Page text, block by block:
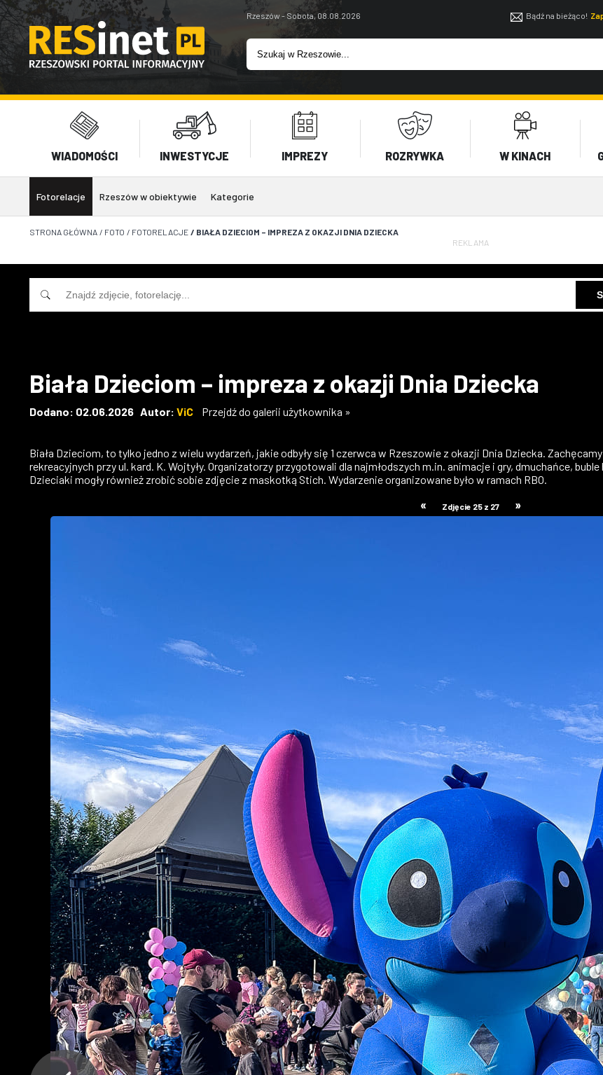
Rzeszów - Sobota, 08.08.2026 Bądź na bieżąco!
WIADOMOŚCI INWESTYCJE IMPREZY ROZRYWKA W KINACH
Fotorelacje Rzeszów w obiektywie Kategorie
STRONA GŁÓWNA / FOTO / FOTORELACJE / BIAŁA DZIECIOM – IMPREZA Z OKAZJI DNIA DZIECKA
REKLAMA
Biała Dzieciom – impreza z okazji Dnia Dziecka
Dodano: 02.06.2026 Autor: ViC Przejdź do galerii użytkownika »
Biała Dzieciom, to tylko jedno z wielu wydarzeń, jakie odbyły się 1 czerwca w Rzeszowie z okazji Dnia Dziecka.
rekreacyjnych przy ul. kard. K. Wojtyły. Organizatorzy przygotowali dla najmłodszych m.in. animacje i gry, dmuchańce,
Dzieciaki mogły również zrobić sobie zdjęcie z maskotką Stich. Wydarzenie organizowane było w ramach RBO.
« Zdjęcie 25 z 27 »